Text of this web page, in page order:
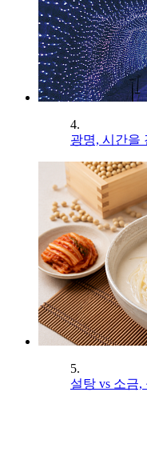
4.
광명, 시간을
5.
설탕 vs 소금